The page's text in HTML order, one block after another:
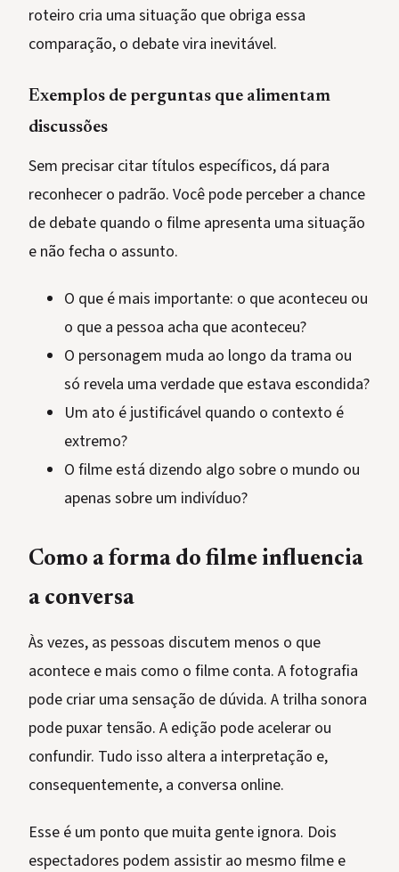
roteiro cria uma situação que obriga essa
comparação, o debate vira inevitável.
Exemplos de perguntas que alimentam
discussões
Sem precisar citar títulos específicos, dá para
reconhecer o padrão. Você pode perceber a chance
de debate quando o filme apresenta uma situação
e não fecha o assunto.
O que é mais importante: o que aconteceu ou
o que a pessoa acha que aconteceu?
O personagem muda ao longo da trama ou
só revela uma verdade que estava escondida?
Um ato é justificável quando o contexto é
extremo?
O filme está dizendo algo sobre o mundo ou
apenas sobre um indivíduo?
Como a forma do filme influencia
a conversa
Às vezes, as pessoas discutem menos o que
acontece e mais como o filme conta. A fotografia
pode criar uma sensação de dúvida. A trilha sonora
pode puxar tensão. A edição pode acelerar ou
confundir. Tudo isso altera a interpretação e,
consequentemente, a conversa online.
Esse é um ponto que muita gente ignora. Dois
espectadores podem assistir ao mesmo filme e